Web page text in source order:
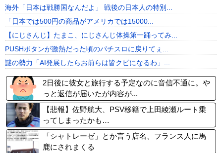
海外「日本は戦勝国なんだよ」 戦後の日本人の特別...
「日本では500円の商品がアメリカでは15000...
【にじさんじ】たまこ、にじさんじ体操第一踊ってみ...
PUSHボタンが激熱だった頃のパチスロに戻りてぇ...
謎の勢力「AI発展したらお前らは皆クビになるわ」...
2日後に彼女と旅行する予定なのに音信不通に。や
っと返信が届いたが内容が...
【悲報】佐野航大、PSV移籍で上田綾瀬ルート乗
ってしまったかも…
「シャトレーゼ」とか言う店名、フランス人に馬
鹿にされまくる